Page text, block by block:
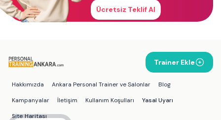
Ücretsiz Teklif Al
Trainer Ekle
Hakkımızda Ankara Personal Trainer ve Salonlar
Blog
Kampanyalar
İletişim Kullanım Koşulları
Yasal Uyarı
Site Haritası